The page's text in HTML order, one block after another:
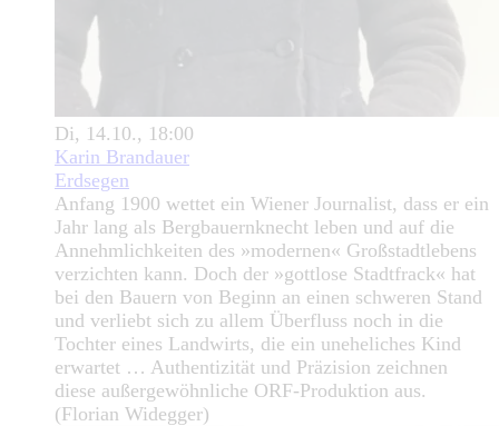
Di, 14.10., 18:00
Karin Brandauer
Erdsegen
Anfang 1900 wettet ein Wiener Journalist, dass er ein
Jahr lang als Bergbauernknecht leben und auf die
Annehmlichkeiten des »modernen« Großstadtlebens
verzichten kann. Doch der »gottlose Stadtfrack« hat
bei den Bauern von Beginn an einen schweren Stand
und verliebt sich zu allem Überfluss noch in die
Tochter eines Landwirts, die ein uneheliches Kind
erwartet … Authentizität und Präzision zeichnen
diese außergewöhnliche ORF-Produktion aus.
(Florian Widegger)